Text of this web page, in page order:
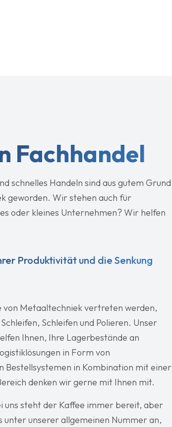
Fachhandel
schnelles Handeln sind aus gutem Grund
geworden. Wir stehen auch für
oder kleines Unternehmen? Wir helfen
Produktivität und die Senkung
von Metaaltechniek vertreten werden,
Schleifen und Polieren. Unser
Ihnen, Ihre Lagerbestände an
in Form von
Bestellsystemen in Kombination mit einer
denken wir gerne mit Ihnen mit.
uns steht der Kaffee immer bereit, aber
unter unserer allgemeinen Nummer an,